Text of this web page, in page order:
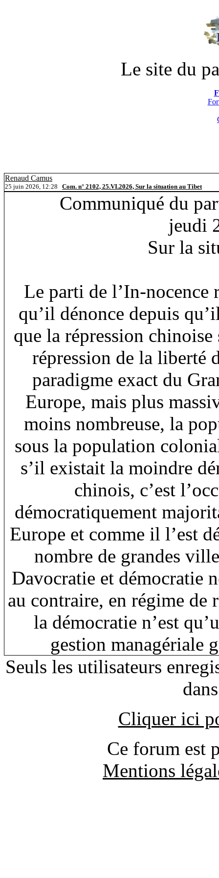
Le site du
Renaud Camus
25 juin 2026, 12:28 Com. n° 2102, 25.VI.2026, Sur la situation au Tibet
Communiqué du
jeudi
Sur la
Le parti de l’In-nocence
qu’il dénonce depuis
que la répression
répression de la liberté
paradigme exact du
Europe, mais plus
moins nombreuse, la
sous la population
s’il existait la moindre
chinois, c’est
démocratiquement
Europe et comme il l’est
nombre de grandes
Davocratie et démocratie
au contraire, en régime de
la démocratie n’est
gestion managériale
Seuls les utilisateurs
Cliquer ici
Ce forum est
Mentions